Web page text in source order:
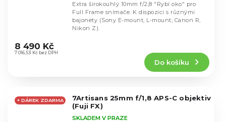
hodnocení
produktu
hvězdiček.
7 016,53 Kč bez DPH
8 490 Kč
Do košíku
Extra širokoúhlý 10mm f/2,8 "Rybí oko" pro
Full Frame snímače. K dispozici s různými
bajonety (Sony E-mount, L-mount, Canon R,
Nikon Z).
+ DÁREK ZDARMA
7Artisans 25mm f/1,8 APS-C objektiv
(Fuji FX)
SKLADEM V PRAZE